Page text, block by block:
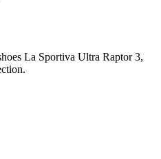
La Sportiva Ultra Raptor 3,